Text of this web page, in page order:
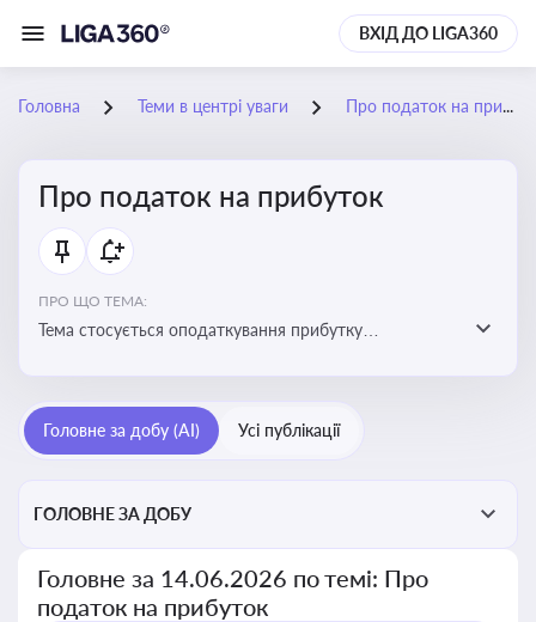
ВХІД ДО LIGA360
Головна Теми в центрі уваги Про податок на прибуток
Про податок на прибуток
ПРО ЩО ТЕМА:
Тема стосується оподаткування прибутку
звітність для бізнесу, бухгалтерів і юристів
Головне за добу (AI) Усі публікації
ГОЛОВНЕ ЗА ДОБУ
Головне за 14.06.2026 по темі: Про
податок на прибуток